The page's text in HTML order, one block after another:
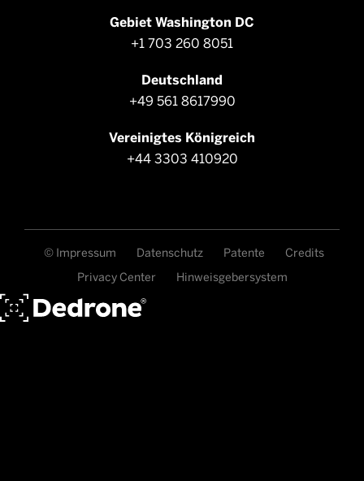
Gebiet Washington DC
+1 703 260 8051
Deutschland
+49 561 8617990
Vereinigtes Königreich
+44 3303 410920
© Impressum Datenschutz Patente
Credits
Privacy Center
Hinweisgebersystem